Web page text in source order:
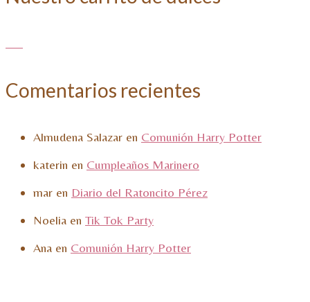
Comentarios recientes
Almudena Salazar en Comunión Harry Potter
katerin en Cumpleaños Marinero
mar en Diario del Ratoncito Pérez
Noelia en Tik Tok Party
Ana en Comunión Harry Potter